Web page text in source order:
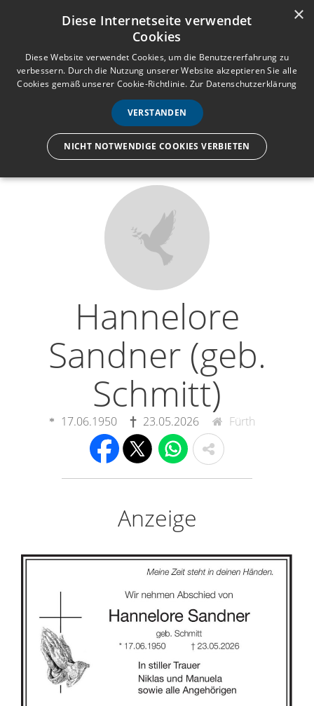
Anmelden Registrieren
e
n
ü
Wir lassen nur die Hand los,
Hannelore
Sandner (geb.
Schmitt)
17.06.1950 23.05.2026 Fürth
Anzeige
×
Diese Internetseite verwendet
Cookies
Diese Website verwendet Cookies, um die Benutzererfahrung zu
verbessern. Durch die Nutzung unserer Website akzeptieren Sie alle
Cookies gemäß unserer Cookie-Richtlinie. Zur Datenschutzerklärung
VERSTANDEN
NICHT NOTWENDIGE COOKIES VERBIETEN